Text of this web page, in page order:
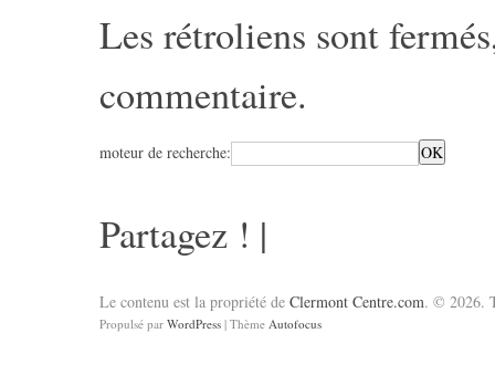
Les rétroliens sont
commentaire.
moteur de recherche:
Partagez ! |
Le contenu est la propriété de Clermont Centre.com. © 2026.
Propulsé par WordPress | Thème Autofocus